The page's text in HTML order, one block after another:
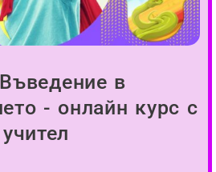
в
- онлайн курс с
учител